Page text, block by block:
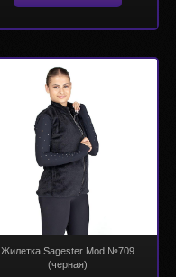
Жилетка Sagester Mod №709
(черная)